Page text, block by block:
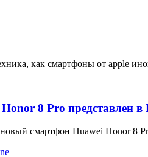
как смартфоны от apple
8 Pro представлен в
смартфон Huawei Honor 8